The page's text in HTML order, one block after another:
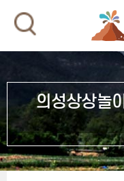
의성상상놀